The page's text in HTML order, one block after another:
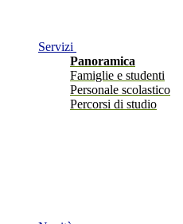
Servizi
Panoramica
Famiglie e studenti
Personale scolastico
Percorsi di studio